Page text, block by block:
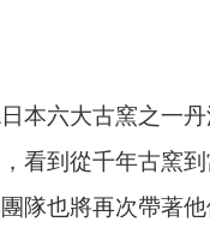
本六大古窯之一
到從千年古窯到
隊也將再次帶著